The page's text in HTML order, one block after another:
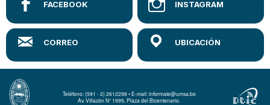
Teléfono: (591 - 2) 2612298 • E-mail: informate@umsa.bo
Av. Villazón N° 1995, Plaza del Bicentenario.